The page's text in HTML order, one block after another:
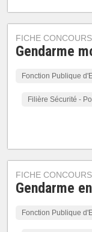
FICHE CONCOURS
Gendarme
Fonction Publique
Filière Sécurité -
FICHE CONCOURS
Gendarme
Fonction Publique